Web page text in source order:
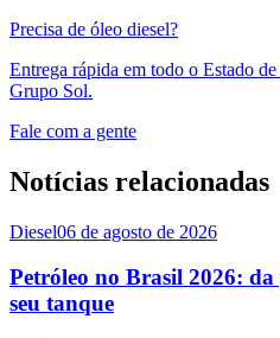
Precisa de óleo diesel?
Entrega rápida em todo o Estado
Grupo Sol.
Fale com a gente
Notícias relacionadas
Diesel06 de agosto de 2026
Petróleo no Brasil 2026:
seu tanque